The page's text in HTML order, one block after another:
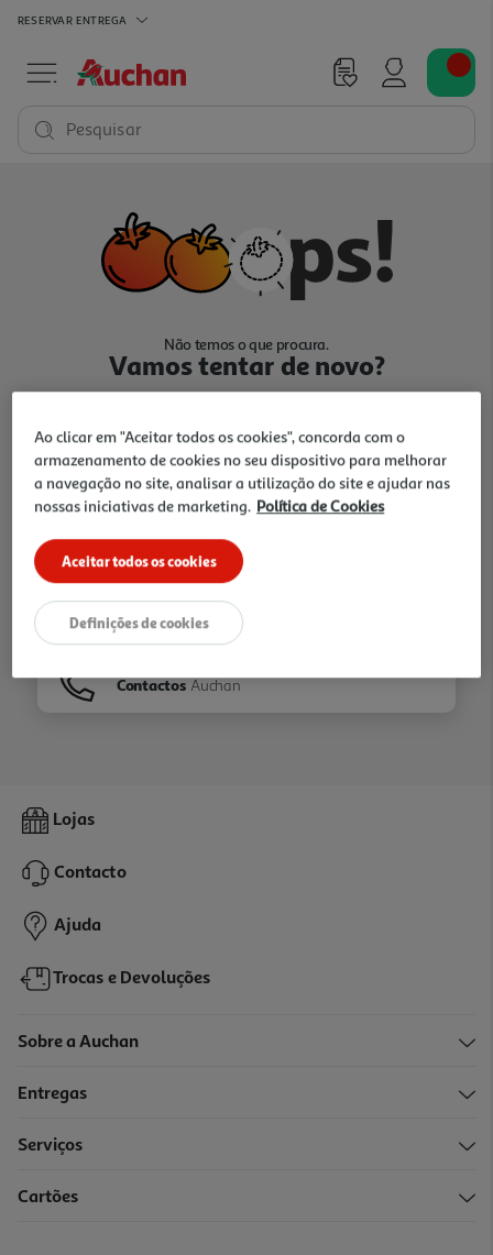
RESERVAR ENTREGA
Pesquisar
Não temos o que procura.
Vamos tentar de novo?
Ir para Homepage
Folhetos
Contactos Auchan
Lojas
Contacto
Ajuda
Trocas e Devoluções
Sobre a Auchan
Entregas
Serviços
Cartões
Ao clicar em "Aceitar todos os cookies", concorda com o
armazenamento de cookies no seu dispositivo para melhorar
a navegação no site, analisar a utilização do site e ajudar nas
nossas iniciativas de marketing. Política de Cookies
Aceitar todos os cookies
Definições de cookies